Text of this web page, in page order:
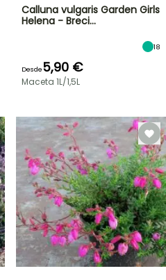
Calluna vulgaris Garden Girls
Helena - Breci…
18
Desde5,90 €
Maceta 1L/1,5L